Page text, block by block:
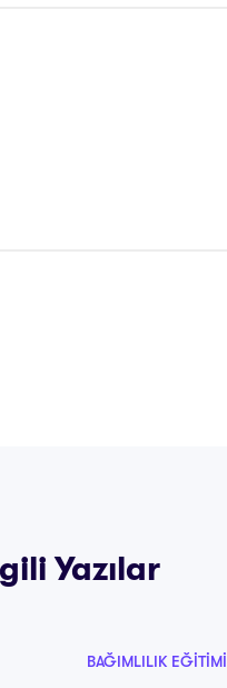
Yazılar
BAĞIMLILIK EĞITIMI